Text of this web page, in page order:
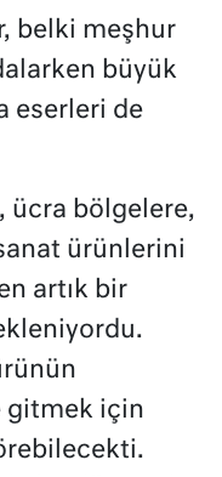
belki meşhur
büyük
eserleri de
ücra bölgelere,
ürünlerini
artık bir
gitmek için